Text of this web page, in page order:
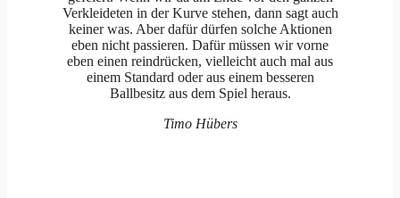
Verkleideten in der Kurve stehen, dann sagt auch
keiner was. Aber dafür dürfen solche Aktionen
eben nicht passieren. Dafür müssen wir vorne
eben einen reindrücken, vielleicht auch mal aus
einem Standard oder aus einem besseren
Ballbesitz aus dem Spiel heraus.
Timo Hübers